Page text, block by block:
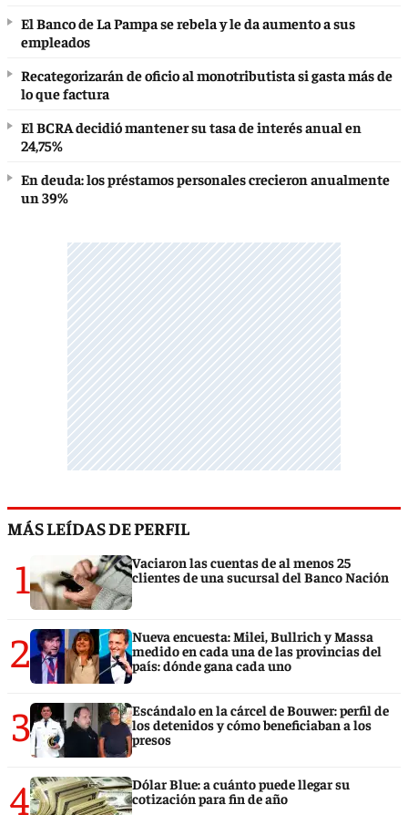
El Banco de La Pampa se rebela y le da aumento a sus
empleados
Recategorizarán de oficio al monotributista si gasta más de
lo que factura
El BCRA decidió mantener su tasa de interés anual en
24,75%
En deuda: los préstamos personales crecieron anualmente
un 39%
MÁS LEÍDAS DE PERFIL
1
Vaciaron las cuentas de al menos 25
clientes de una sucursal del Banco Nación
2
Nueva encuesta: Milei, Bullrich y Massa
medido en cada una de las provincias del
país: dónde gana cada uno
3
Escándalo en la cárcel de Bouwer: perfil de
los detenidos y cómo beneficiaban a los
presos
4
Dólar Blue: a cuánto puede llegar su
cotización para fin de año